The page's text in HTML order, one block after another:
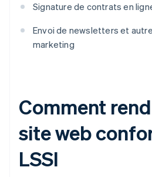
Signature de contrats en
Envoi de newsletters et
marketing
Comment
site web
LSSI